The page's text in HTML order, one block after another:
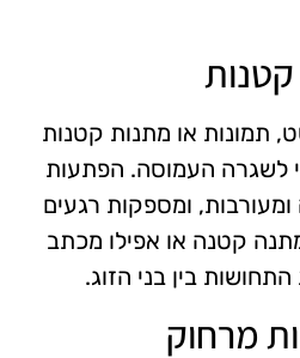
תמונות או מתנות קטנות
לשגרה העמוסה. הפתעות
ומספקות רגעים
קטנה או אפילו מכתב
בין בני הזוג.
מרחוק